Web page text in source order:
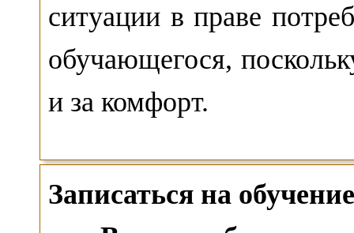
ситуации в праве
обучающегося,
и за комфорт.
Записаться на